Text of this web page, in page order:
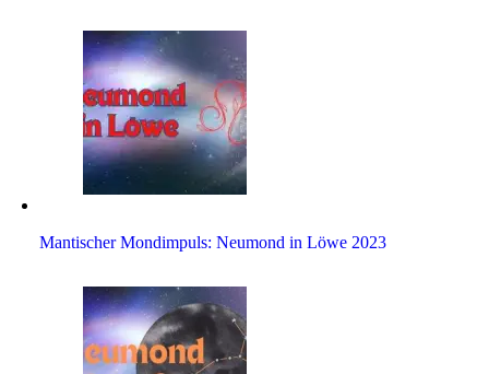
Man­ti­scher Mond­im­puls: Neu­mond in Löwe 2023